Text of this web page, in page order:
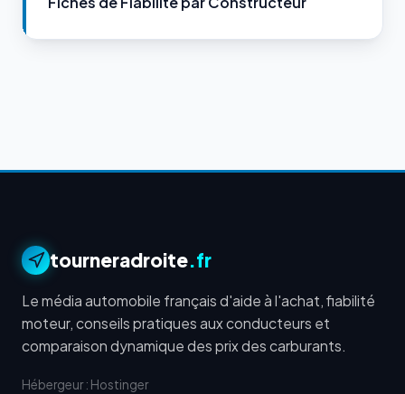
tourneradroite.fr
Le média automobile français d'aide à l'achat, fiabilité
moteur, conseils pratiques aux conducteurs et
comparaison dynamique des prix des carburants.
Hébergeur : Hostinger